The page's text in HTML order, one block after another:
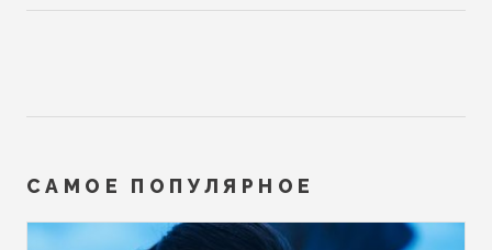
САМОЕ ПОПУЛЯРНОЕ